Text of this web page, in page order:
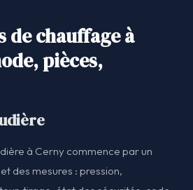
chauffage à
pièces,
à Cerny commence par un
des mesures : pression,